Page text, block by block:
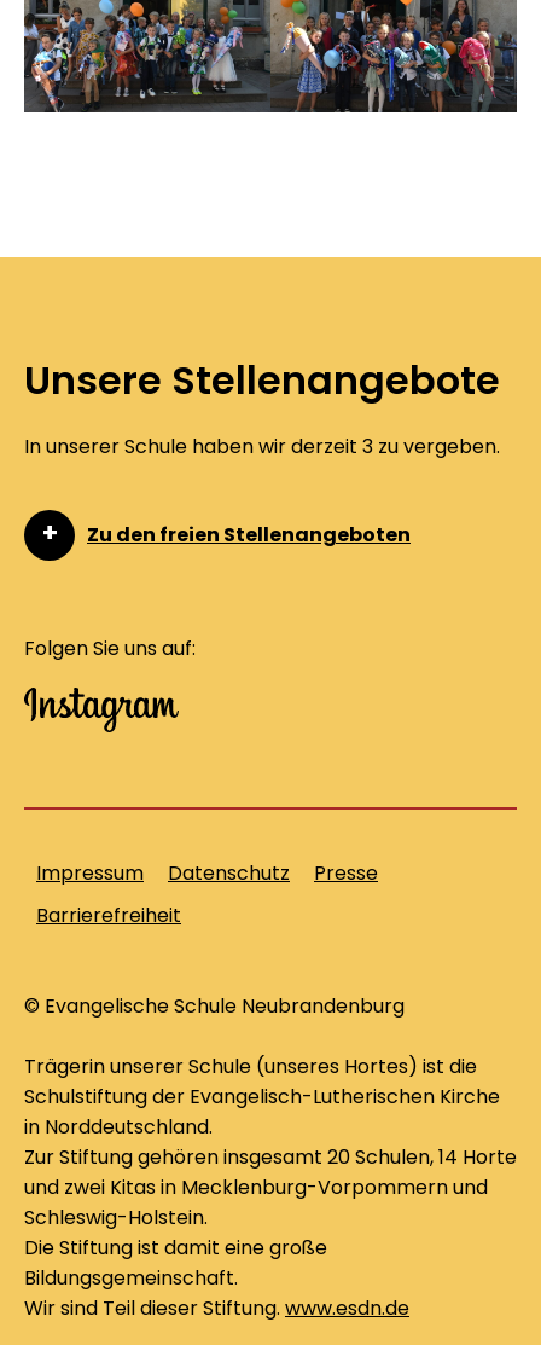
Unsere Stellenangebote
In unserer Schule haben wir derzeit 3 zu vergeben.
Zu den freien Stellenangeboten
Folgen Sie uns auf:
© Evangelische Schule Neubrandenburg
Trägerin unserer Schule (unseres Hortes) ist die
Schulstiftung der Evangelisch-Lutherischen Kirche
in Norddeutschland.
Zur Stiftung gehören insgesamt 20 Schulen, 14 Horte
und zwei Kitas in Mecklenburg-Vorpommern und
Schleswig-Holstein.
Die Stiftung ist damit eine große
Bildungsgemeinschaft.
Wir sind Teil dieser Stiftung. www.esdn.de
Impressum Datenschutz
Presse
Barrierefreiheit